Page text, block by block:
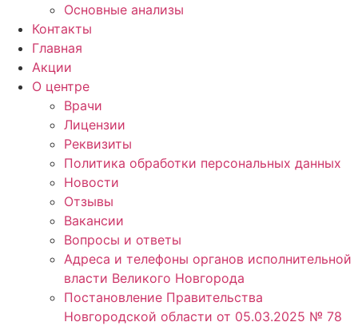
Основные анализы
Контакты
Главная
Акции
О центре
Врачи
Лицензии
Реквизиты
Политика обработки персональных данных
Новости
Отзывы
Вакансии
Вопросы и ответы
Адреса и телефоны органов исполнительной
власти Великого Новгорода
Постановление Правительства
Новгородской области от 05.03.2025 № 78